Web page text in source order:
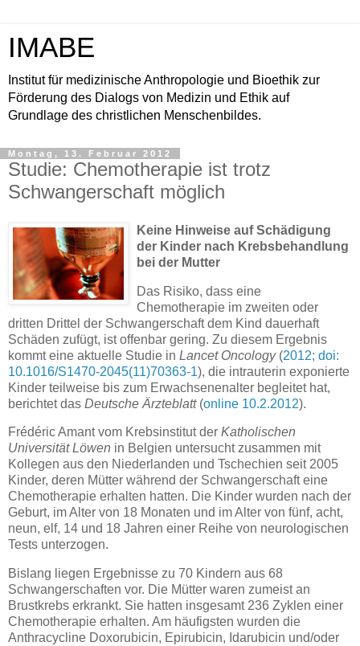
IMABE
Institut für medizinische Anthropologie und Bioethik zur
Förderung des Dialogs von Medizin und Ethik auf
Grundlage des christlichen Menschenbildes.
Montag, 13. Februar 2012
Studie: Chemotherapie ist trotz
Schwangerschaft möglich
Keine Hinweise auf Schädigung
der Kinder nach Krebsbehandlung
bei der Mutter
Das Risiko, dass eine
Chemotherapie im zweiten oder
dritten Drittel der Schwangerschaft dem Kind dauerhaft
Schäden zufügt, ist offenbar gering. Zu diesem Ergebnis
kommt eine aktuelle Studie in Lancet Oncology(2012; doi:
10.1016/S1470-2045(11)70363-1), die intrauterin exponierte
Kinder teilweise bis zum Erwachsenenalter begleitet hat,
berichtet das Deutsche Ärzteblatt(online 10.2.2012).
Frédéric Amant vom Krebsinstitut der Katholischen
Universität Löwen in Belgien untersucht zusammen mit
Kollegen aus den Niederlanden und Tschechien seit 2005
Kinder, deren Mütter während der Schwangerschaft eine
Chemotherapie erhalten hatten. Die Kinder wurden nach der
Geburt, im Alter von 18 Monaten und im Alter von fünf, acht,
neun, elf, 14 und 18 Jahren einer Reihe von neurologischen
Tests unterzogen.
Bislang liegen Ergebnisse zu 70 Kindern aus 68
Schwangerschaften vor. Die Mütter waren zumeist an
Brustkrebs erkrankt. Sie hatten insgesamt 236 Zyklen einer
Chemotherapie erhalten. Am häufigsten wurden die
Anthracycline Doxorubicin, Epirubicin, Idarubicin und/oder